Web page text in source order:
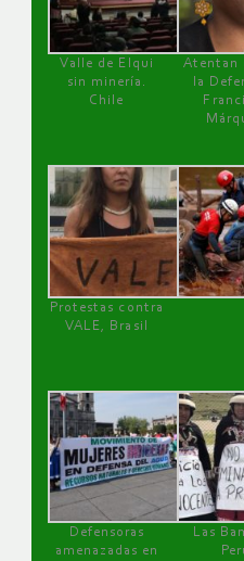
Valle de Elqui
sin minería.
Chile
Atentan
la
Protestas contra
VALE, Brasil
Defensoras
amenazadas en
Las